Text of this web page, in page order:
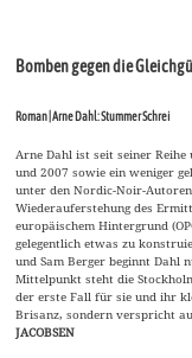
Bomben gegen die
Roman | Arne Dahl: Stummer Schrei
Arne Dahl ist seit seiner Reihe
und 2007 sowie ein weniger
unter den Nordic-Noir-
Wiederauferstehung des
europäischem Hintergrund
gelegentlich etwas zu
und Sam Berger beginnt Dahl
Mittelpunkt steht die
der erste Fall für sie und ihr
Brisanz, sondern verspricht
JACOBSEN